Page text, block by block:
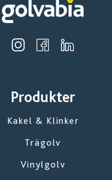
Produkter
Kakel & Klinker
Trägolv
Vinylgolv